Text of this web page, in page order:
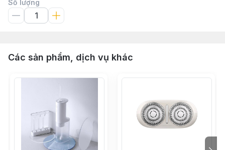
Số lượng
Các sản phẩm, dịch vụ khác